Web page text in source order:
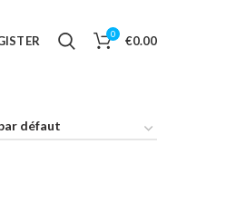
0 €0.00